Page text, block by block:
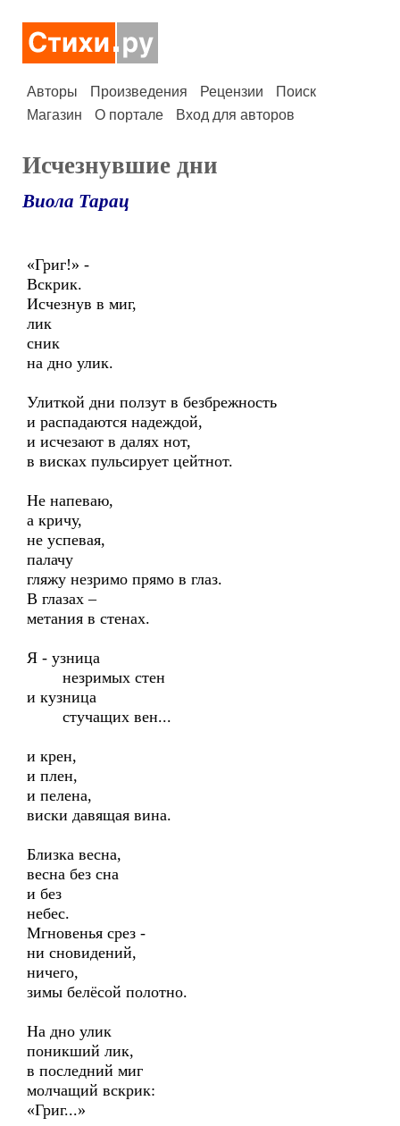
Авторы Произведения Рецензии
Поиск
Магазин
О портале Вход для авторов
Исчезнувшие дни
Виола Тарац
«Григ!» -
Вскрик.
Исчезнув в миг,
лик
сник
на дно улик.
Улиткой дни ползут в безбрежность
и распадаются надеждой,
и исчезают в далях нот,
в висках пульсирует цейтнот.
Не напеваю,
а кричу,
не успевая,
палачу
гляжу незримо прямо в глаз.
В глазах –
метания в стенах.
Я - узница
незримых стен
и кузница
стучащих вен...
и крен,
и плен,
и пелена,
виски давящая вина.
Близка весна,
весна без сна
и без
небес.
Мгновенья срез -
ни сновидений,
ничего,
зимы белёсой полотно.
На дно улик
поникший лик,
в последний миг
молчащий вскрик:
«Григ...»